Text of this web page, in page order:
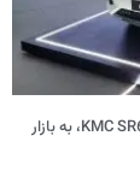
شاسی‌بلند جدید و جذاب کرمان موتور، KMC SR6، به بازار